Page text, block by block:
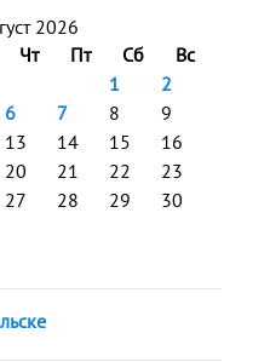
2026
Чт Пт Сб
Вс
1
2
6 7 8
9
13 14 15
16
20 21 22
23
27 28 29
30